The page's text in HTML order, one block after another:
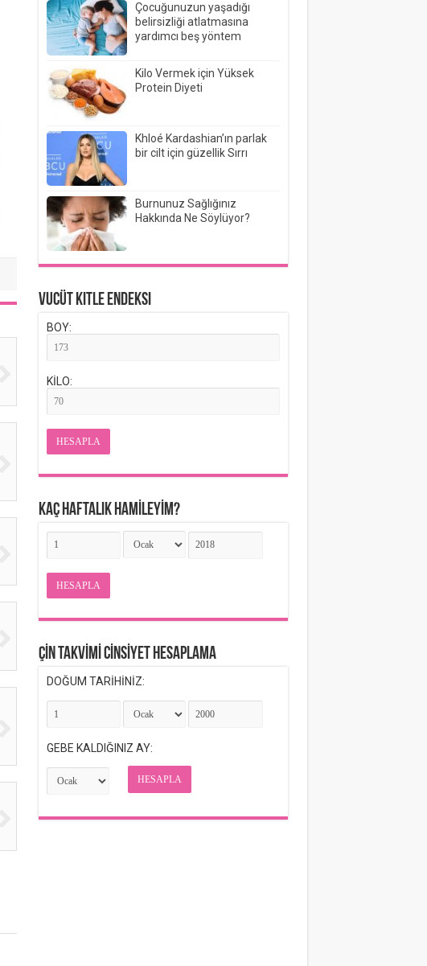
Çocuğunuzun yaşadığı
belirsizliği atlatmasına
yardımcı beş yöntem
Kilo Vermek için Yüksek
Protein Diyeti
Khloé Kardashian’ın parlak
bir cilt için güzellik Sırrı
Burnunuz Sağlığınız
Hakkında Ne Söylüyor?
Vucüt Kitle Endeksi
BOY:
KİLO:
HESAPLA
KAÇ HAFTALIK HAMİLEYİM?
HESAPLA
ÇİN TAKVİMİ CİNSİYET HESAPLAMA
DOĞUM TARİHİNİZ:
GEBE KALDIĞINIZ AY:
HESAPLA